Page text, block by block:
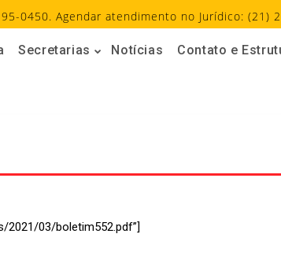
0450. Agendar atendimento no Jurídico: (21)
Secretarias Notícias Contato e
2021/03/boletim552.pdf”]